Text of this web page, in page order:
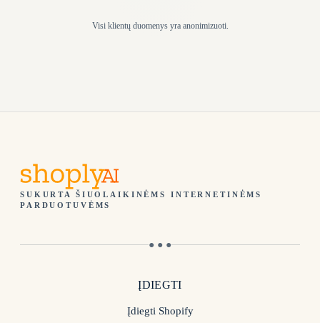
Visi klientų duomenys yra anonimizuoti.
SUKURTA ŠIUOLAIKINĖMS INTERNETINĖMS
PARDUOTUVĖMS
● ● ●
ĮDIEGTI
Įdiegti Shopify